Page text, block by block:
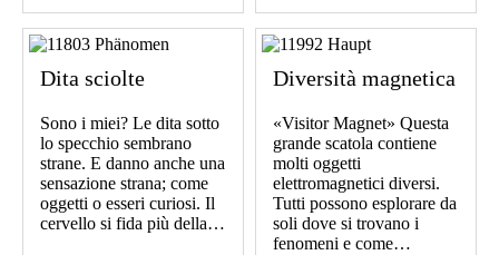
Dita sciolte
Sono i miei? Le dita sotto
lo specchio sembrano
strane. E danno anche una
sensazione strana; come
oggetti o esseri curiosi. Il
cervello si fida più della…
Diversità magnetica
«Visitor Magnet» Questa
grande scatola contiene
molti oggetti
elettromagnetici diversi.
Tutti possono esplorare da
soli dove si trovano i
fenomeni e come…